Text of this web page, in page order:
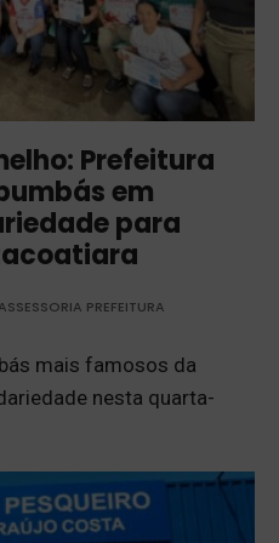
Prefeitura
em
para
ASSESSORIA PREFEITURA
mais famosos da
nesta quarta-